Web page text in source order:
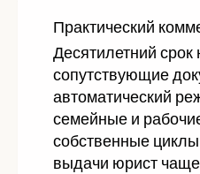
Практический
Десятилетний срок
сопутствующие
автоматический
семейные и
собственные
выдачи юрист